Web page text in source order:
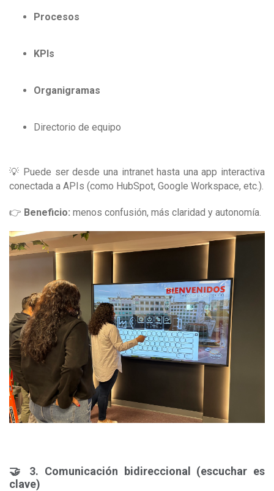
Procesos
KPIs
Organigramas
Directorio de equipo
💡 Puede ser desde una intranet hasta una app interactiva
conectada a APIs (como HubSpot, Google Workspace, etc.).
👉 Beneficio: menos confusión, más claridad y autonomía.
🤝 3. Comunicación bidireccional (escuchar es
clave)